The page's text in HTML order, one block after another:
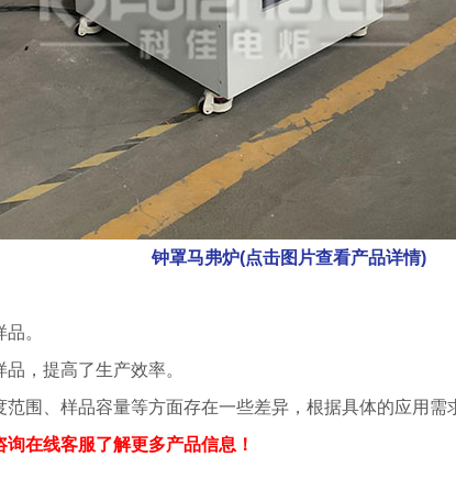
钟罩马弗炉(点击图片查看产品详情)
。
，提高了生产效率。
围、样品容量等方面存在一些差异，根据具体的应用
询在线客服了解更多产品信息！